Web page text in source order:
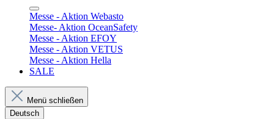
Messe - Aktion Webasto
Messe- Aktion OceanSafety
Messe - Aktion EFOY
Messe - Aktion VETUS
Messe - Aktion Hella
SALE
Menü schließen
Deutsch